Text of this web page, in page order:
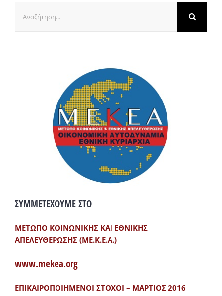
για:
ΣΥΜΜΕΤΕΧΟΥΜΕ ΣΤΟ
ΜΕΤΩΠΟ ΚΟΙΝΩΝΙΚΗΣ ΚΑΙ ΕΘΝΙΚΗΣ
ΑΠΕΛΕΥΘΕΡΩΣΗΣ (ΜΕ.Κ.Ε.Α.)
www.mekea.org
ΕΠΙΚΑΙΡΟΠΟΙΗΜΕΝΟΙ ΣΤΟΧΟΙ – ΜΑΡΤΙΟΣ 2016